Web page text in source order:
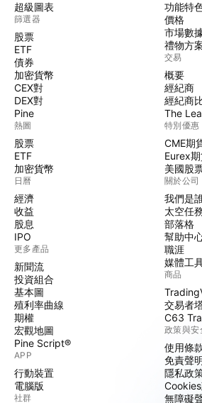
超級圖表
篩選器
股票
ETF
債券
加密貨幣
CEX對
DEX對
Pine
熱圖
股票
ETF
加密貨幣
日曆
經濟
收益
股息
IPO
更多產品
新聞流
投資組合
基本圖
殖利率曲線
期權
宏觀地圖
Pine Script®
APP
行動裝置
電腦版
社群
功能特
價格
市場數
禮物方
交易
概要
經紀商
經紀商
The
特別優惠
CME期
Eurex
美國股
關於公司
我們是
太空任
部落格
幫助中
職涯
媒體工
商品
交易者
C63
政策與安
使用條
免責聲
隱私政
無障礙